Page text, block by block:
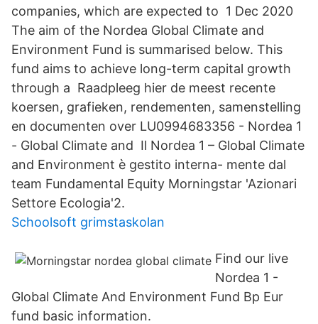
companies, which are expected to 1 Dec 2020
The aim of the Nordea Global Climate and
Environment Fund is summarised below. This
fund aims to achieve long-term capital growth
through a Raadpleeg hier de meest recente
koersen, grafieken, rendementen, samenstelling
en documenten over LU0994683356 - Nordea 1
- Global Climate and Il Nordea 1 – Global Climate
and Environment è gestito interna- mente dal
team Fundamental Equity Morningstar 'Azionari
Settore Ecologia'2.
Schoolsoft grimstaskolan
Find our live
Nordea 1 -
Global Climate And Environment Fund Bp Eur
fund basic information.